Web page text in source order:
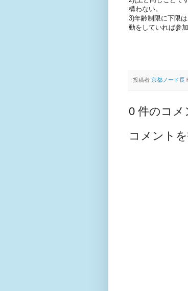
構わない。
3)年齢制限に下限
動をしていれば参加
投稿者 京都ノード長
0 件のコメ
コメント